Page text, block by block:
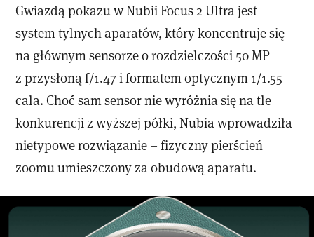
Gwiazdą pokazu w Nubii Focus 2 Ultra jest
system tylnych aparatów, który koncentruje się
na głównym sensorze o rozdzielczości 50 MP
z przysłoną f/1.47 i formatem optycznym 1/1.55
cala. Choć sam sensor nie wyróżnia się na tle
konkurencji z wyższej półki, Nubia wprowadziła
nietypowe rozwiązanie – fizyczny pierścień
zoomu umieszczony za obudową aparatu.